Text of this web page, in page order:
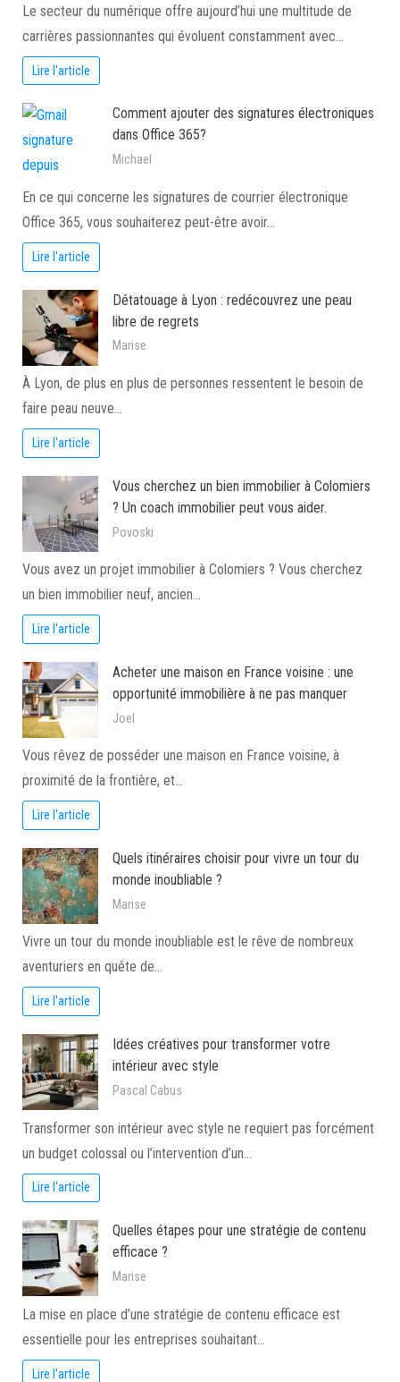
Le secteur du numérique offre aujourd’hui une multitude de
carrières passionnantes qui évoluent constamment avec…
Lire l'article
Comment ajouter des signatures électroniques
dans Office 365?
Michael
En ce qui concerne les signatures de courrier électronique
Office 365, vous souhaiterez peut-être avoir…
Lire l'article
Détatouage à Lyon : redécouvrez une peau
libre de regrets
Marise
À Lyon, de plus en plus de personnes ressentent le besoin de
faire peau neuve…
Lire l'article
Vous cherchez un bien immobilier à Colomiers
? Un coach immobilier peut vous aider.
Povoski
Vous avez un projet immobilier à Colomiers ? Vous cherchez
un bien immobilier neuf, ancien…
Lire l'article
Acheter une maison en France voisine : une
opportunité immobilière à ne pas manquer
Joel
Vous rêvez de posséder une maison en France voisine, à
proximité de la frontière, et…
Lire l'article
Quels itinéraires choisir pour vivre un tour du
monde inoubliable ?
Marise
Vivre un tour du monde inoubliable est le rêve de nombreux
aventuriers en quête de…
Lire l'article
Idées créatives pour transformer votre
intérieur avec style
Pascal Cabus
Transformer son intérieur avec style ne requiert pas forcément
un budget colossal ou l’intervention d’un…
Lire l'article
Quelles étapes pour une stratégie de contenu
efficace ?
Marise
La mise en place d’une stratégie de contenu efficace est
essentielle pour les entreprises souhaitant…
Lire l'article